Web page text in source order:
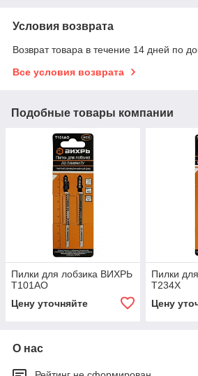
Условия возврата
Возврат товара в течение 14 дней по
Все условия возврата
Подобные товары компании
Пилки для лобзика ВИХРЬ
Т101АО
Цену уточняйте
Пилки
Т234Х
Цену
О нас